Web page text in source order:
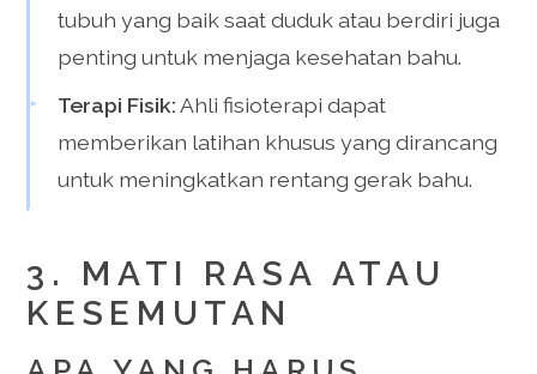
tubuh yang baik saat duduk atau berdiri juga
penting untuk menjaga kesehatan bahu.
Terapi Fisik:Ahli fisioterapi dapat
memberikan latihan khusus yang dirancang
untuk meningkatkan rentang gerak bahu.
3. MATI RASA ATAU
KESEMUTAN